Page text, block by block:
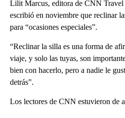
Lilit Marcus, editora de CNN
escribió en noviembre que reclinar
para “ocasiones especiales”.
“Reclinar la silla es una forma de
viaje, y solo las tuyas, son
bien con hacerlo, pero a nadie le
detrás”.
Los lectores de CNN estuvieron de